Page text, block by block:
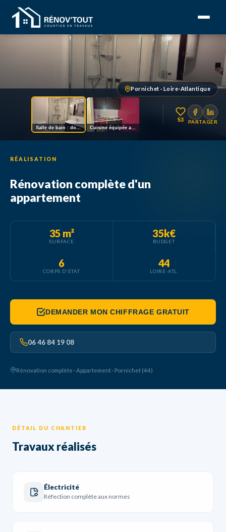
Pornichet · Loire-Atlantique
Salle de bain : douche, vasque, WCCuisine équipée avec placards intégrés
53 PARTAGER
RÉALISATION
Rénovation complète d'un
appartement
35 m²
SURFACE
35k€
BUDGET
6
CORPS D'ÉTAT
44
LOIRE-ATL.
DEMANDER MON CHIFFRAGE GRATUIT
06 46 84 19 08
Rénovation complète · Appartement · Pornichet (44)
DÉTAIL DU CHANTIER
Travaux réalisés
Électricité
Réfection complète aux normes